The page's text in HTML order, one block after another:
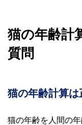
猫の年齢計
質問
猫の年齢計算は
猫の年齢を人間の